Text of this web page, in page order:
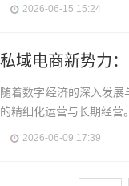
2026-06-15 15:24
私域电商新势力
随着数字经济的深入发
的精细化运营与长期经营
2026-06-09 17:39